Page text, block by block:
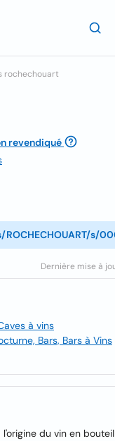
rochechouart
revendiqué
s/
Dernière mise à
à vins
Bars, Bars à Vins
du vin en